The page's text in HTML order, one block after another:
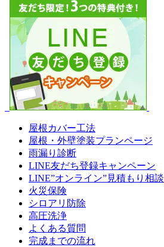
屋根カバー工法
屋根・外壁塗装プランページ
雨漏り診断
LINE友だち登録キャンペーン
LINE”オンライン”見積もり相談
火災保険
シロアリ防除
高圧洗浄
よくある質問
完成までの流れ